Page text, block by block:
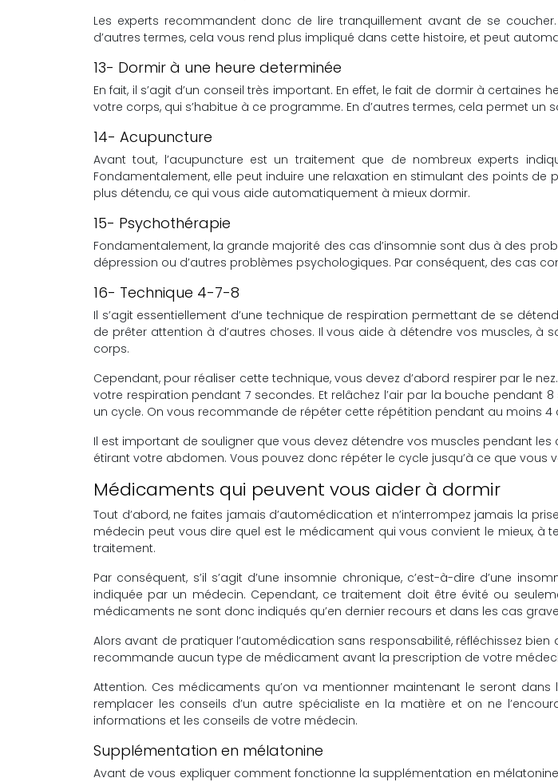
Les experts recommandent donc de lire tranquillement avant de se
d’autres termes, cela vous rend plus impliqué dans cette histoire, et peut
13- Dormir à une heure determinée
En fait, il s’agit d’un conseil très important. En effet, le fait de dormir à
votre corps, qui s’habitue à ce programme. En d’autres termes, cela permet un
14- Acupuncture
Avant tout, l’acupuncture est un traitement que de nombreux experts
Fondamentalement, elle peut induire une relaxation en stimulant des points de
plus détendu, ce qui vous aide automatiquement à mieux dormir.
15- Psychothérapie
Fondamentalement, la grande majorité des cas d’insomnie sont dus à des
dépression ou d’autres problèmes psychologiques. Par conséquent, des cas
16- Technique 4-7-8
Il s’agit essentiellement d’une technique de respiration permettant de se
de prêter attention à d’autres choses. Il vous aide à détendre vos muscles,
corps.
Cependant, pour réaliser cette technique, vous devez d’abord respirer par le
votre respiration pendant 7 secondes. Et relâchez l’air par la bouche
un cycle. On vous recommande de répéter cette répétition pendant au moins 4
Il est important de souligner que vous devez détendre vos muscles pendant
étirant votre abdomen. Vous pouvez donc répéter le cycle jusqu’à ce que vous
Médicaments qui peuvent vous aider à dormir
Tout d’abord, ne faites jamais d’automédication et n’interrompez jamais la
médecin peut vous dire quel est le médicament qui vous convient le mieux, à
traitement.
Par conséquent, s’il s’agit d’une insomnie chronique, c’est-à-dire d’une
indiquée par un médecin. Cependant, ce traitement doit être évité ou
médicaments ne sont donc indiqués qu’en dernier recours et dans les cas
Alors avant de pratiquer l’automédication sans responsabilité, réfléchissez
recommande aucun type de médicament avant la prescription de votre
Attention. Ces médicaments qu’on va mentionner maintenant le seront dans
remplacer les conseils d’un autre spécialiste en la matière et on ne
informations et les conseils de votre médecin.
Supplémentation en mélatonine
Avant de vous expliquer comment fonctionne la supplémentation en